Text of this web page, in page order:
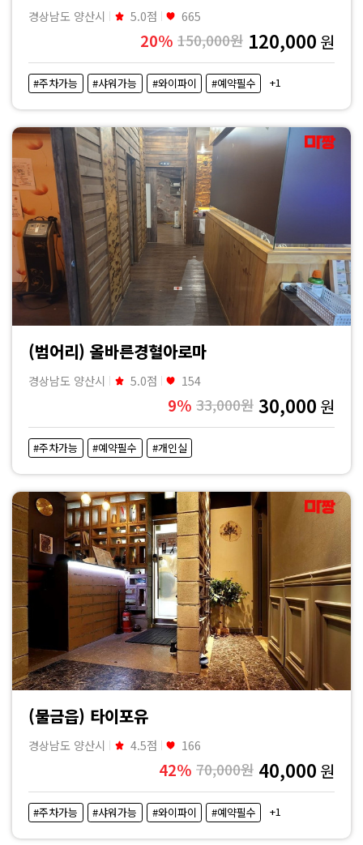
경상남도 양산시 5.0점 665
20% 150,000원 120,000 원
#주차가능 #샤워가능 #와이파이 #예약필수 +1
(범어리) 올바른경혈아로마
경상남도 양산시 5.0점 154
9% 33,000원 30,000 원
#주차가능 #예약필수 #개인실
(물금읍) 타이포유
경상남도 양산시 4.5점 166
42% 70,000원 40,000 원
#주차가능 #샤워가능 #와이파이 #예약필수 +1